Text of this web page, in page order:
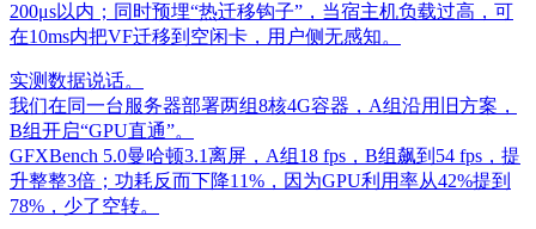
200μs以内；同时预埋“热迁移钩子”，当宿主机负载过高，可
在10ms内把VF迁移到空闲卡，用户侧无感知。
实测数据说话。
我们在同一台服务器部署两组8核4G容器，A组沿用旧方案，
B组开启“GPU直通”。
GFXBench 5.0曼哈顿3.1离屏，A组18 fps，B组飙到54 fps，提
升整整3倍；功耗反而下降11%，因为GPU利用率从42%提到
78%，少了空转。